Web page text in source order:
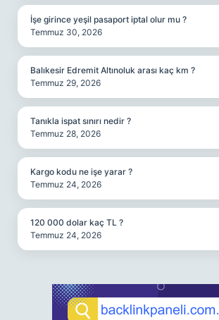
İşe girince yeşil pasaport iptal olur mu ?
Temmuz 30, 2026
Balıkesir Edremit Altınoluk arası kaç km ?
Temmuz 29, 2026
Tanıkla ispat sınırı nedir ?
Temmuz 28, 2026
Kargo kodu ne işe yarar ?
Temmuz 24, 2026
120 000 dolar kaç TL ?
Temmuz 24, 2026